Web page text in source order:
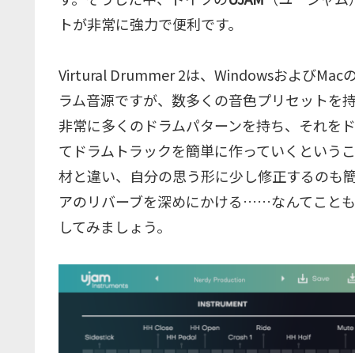
トが非常に強力で便利です。
Virtural Drummer 2は、WindowsおよびMac
ラム音源ですが、数多くの音色プリセットを
非常に多くのドラムパターンを持ち、それを
てドラムトラックを簡単に作っていくという
材と違い、自分の思う形に少し修正するのも
アのリバーブを深めにかける……なんてこと
してみましょう。